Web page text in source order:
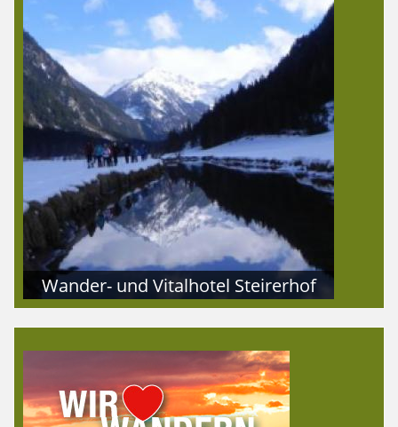
Wander- und Vitalhotel Steirerhof